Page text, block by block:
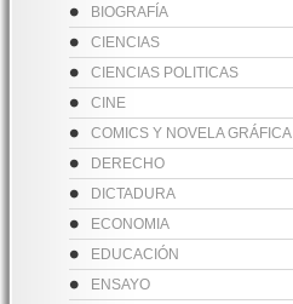
BIOGRAFÍA
CIENCIAS
CIENCIAS POLITICAS
CINE
COMICS Y NOVELA GRÁFICA
DERECHO
DICTADURA
ECONOMIA
EDUCACIÓN
ENSAYO